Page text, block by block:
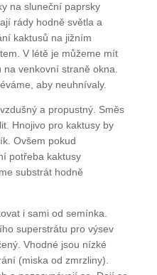
na sluneční paprsky
rády hodně světla a
kaktusů na jižním
V létě je můžeme mít
venkovní straně okna.
aby neuhnívaly.
a propustný. Směs
Hnojivo pro kaktusy by
Ovšem pokud
potřeba kaktusy
substrát hodně
i sami od semínka.
superstrátu pro výsev
Vhodné jsou nízké
(miska od zmrzliny).